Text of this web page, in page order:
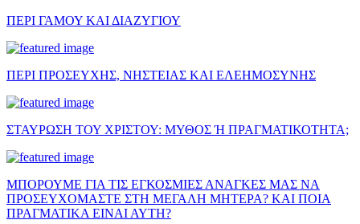
ΠΕΡΙ ΓΑΜΟΥ ΚΑΙ ΔΙΑΖΥΓΙΟΥ
ΠΕΡΙ ΠΡΟΣΕΥΧΗΣ, ΝΗΣΤΕΙΑΣ ΚΑΙ ΕΛΕΗΜΟΣΥΝΗΣ
ΣΤΑΥΡΩΣΗ ΤΟΥ ΧΡΙΣΤΟΥ: ΜΥΘΟΣ Ή ΠΡΑΓΜΑΤΙΚΟΤΗΤΑ;
ΜΠΟΡΟΥΜΕ ΓΙΑ ΤΙΣ ΕΓΚΟΣΜΙΕΣ ΑΝΑΓΚΕΣ ΜΑΣ ΝΑ
ΠΡΟΣΕΥΧΟΜΑΣΤΕ ΣΤΗ ΜΕΓΑΛΗ ΜΗΤΕΡΑ? ΚΑΙ ΠΟΙΑ
ΠΡΑΓΜΑΤΙΚΑ ΕΙΝΑΙ ΑΥΤΗ?